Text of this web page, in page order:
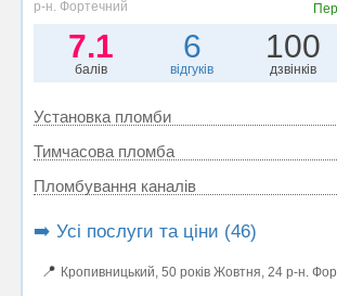
р-н. Фортечний
7.1
балів
6
відгуків
100
дзвінків
Установка пломби
Тимчасова пломба
Пломбування каналів
➡️ Усі послуги та ціни (46)
📍 Кропивницький, 50 років Жовтня, 24 р-н.